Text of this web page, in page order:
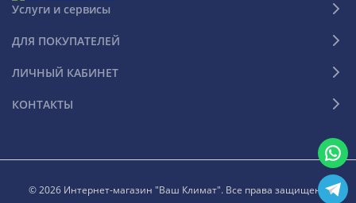
Услуги и сервисы
ДЛЯ ПОКУПАТЕЛЕЙ
ЛИЧНЫЙ КАБИНЕТ
КОНТАКТЫ
© 2026 Интернет-магазин "Ваш Климат". Все права защищены